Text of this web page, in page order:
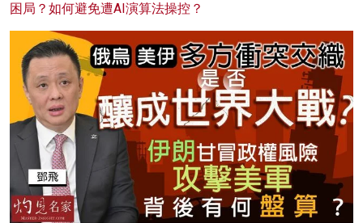
困局？如何避免遭AI演算法操控？